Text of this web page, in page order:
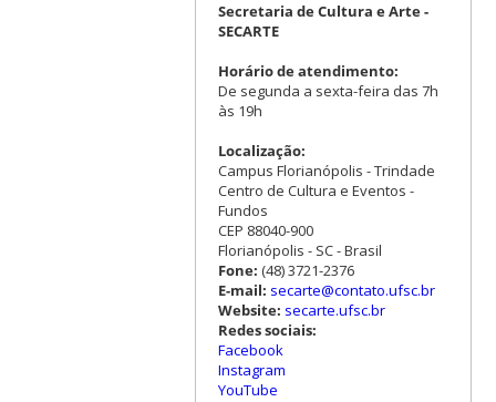
Secretaria de Cultura e Arte -
SECARTE
Horário de atendimento:
De segunda a sexta-feira das 7h
às 19h
Localização:
Campus Florianópolis - Trindade
Centro de Cultura e Eventos -
Fundos
CEP 88040-900
Florianópolis - SC - Brasil
Fone: (48) 3721-2376
E-mail: secarte@contato.ufsc.br
Website: secarte.ufsc.br
Redes sociais:
Facebook
Instagram
YouTube